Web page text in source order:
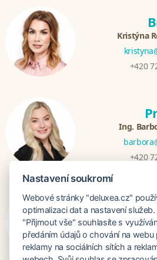
Kristýna
+420
Ing.
+420
+421
Nastavení soukromí
Webové stránky "deluxea.cz"
optimalizaci dat a nastavení
"Přijmout vše" souhlasíte s
předáním údajů o chování na webu
reklamy na sociálních sítích a